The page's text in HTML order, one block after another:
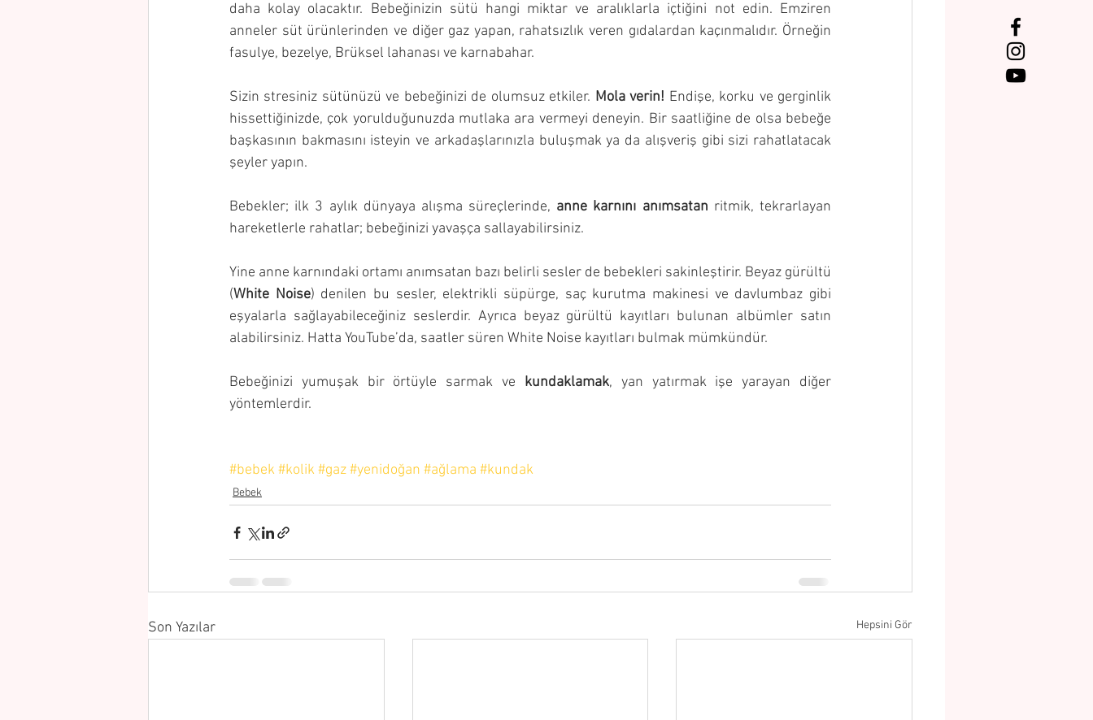
daha kolay olacaktır. Bebeğinizin sütü hangi miktar ve aralıklarla içtiğini not edin. Emziren
anneler süt ürünlerinden ve diğer gaz yapan, rahatsızlık veren gıdalardan kaçınmalıdır. Örneğin
fasulye, bezelye, Brüksel lahanası ve karnabahar.
Sizin stresiniz sütünüzü ve bebeğinizi de olumsuz etkiler. Mola verin! Endişe, korku ve gerginlik
hissettiğinizde, çok yorulduğunuzda mutlaka ara vermeyi deneyin. Bir saatliğine de olsa bebeğe
başkasının bakmasını isteyin ve arkadaşlarınızla buluşmak ya da alışveriş gibi sizi rahatlatacak
şeyler yapın.
Bebekler; ilk 3 aylık dünyaya alışma süreçlerinde, anne karnını anımsatan ritmik, tekrarlayan
hareketlerle rahatlar; bebeğinizi yavaşça sallayabilirsiniz.
Yine anne karnındaki ortamı anımsatan bazı belirli sesler de bebekleri sakinleştirir. Beyaz gürültü
(White Noise) denilen bu sesler, elektrikli süpürge, saç kurutma makinesi ve davlumbaz gibi
eşyalarla sağlayabileceğiniz seslerdir. Ayrıca beyaz gürültü kayıtları bulunan albümler satın
alabilirsiniz. Hatta YouTube’da, saatler süren White Noise kayıtları bulmak mümkündür.
Bebeğinizi yumuşak bir örtüyle sarmak ve kundaklamak, yan yatırmak işe yarayan diğer
yöntemlerdir.
#bebek#kolik#gaz#yenidoğan #ağlama #kundak
Bebek
Son Yazılar Hepsini Gör